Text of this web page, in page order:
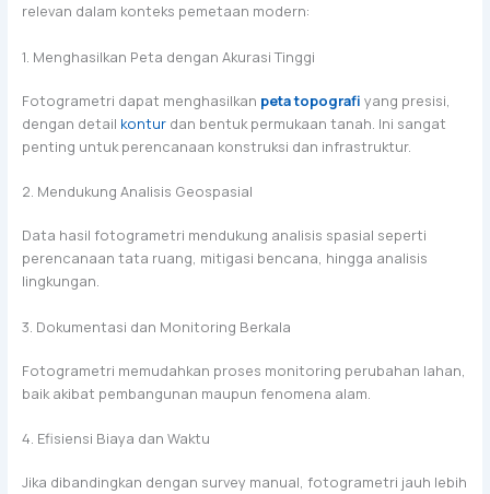
relevan dalam konteks pemetaan modern:
1. Menghasilkan Peta dengan Akurasi Tinggi
Fotogrametri dapat menghasilkan peta topografi yang presisi,
dengan detail konturdan bentuk permukaan tanah. Ini sangat
penting untuk perencanaan konstruksi dan infrastruktur.
2. Mendukung Analisis Geospasial
Data hasil fotogrametri mendukung analisis spasial seperti
perencanaan tata ruang, mitigasi bencana, hingga analisis
lingkungan.
3. Dokumentasi dan Monitoring Berkala
Fotogrametri memudahkan proses monitoring perubahan lahan,
baik akibat pembangunan maupun fenomena alam.
4. Efisiensi Biaya dan Waktu
Jika dibandingkan dengan survey manual, fotogrametri jauh lebih